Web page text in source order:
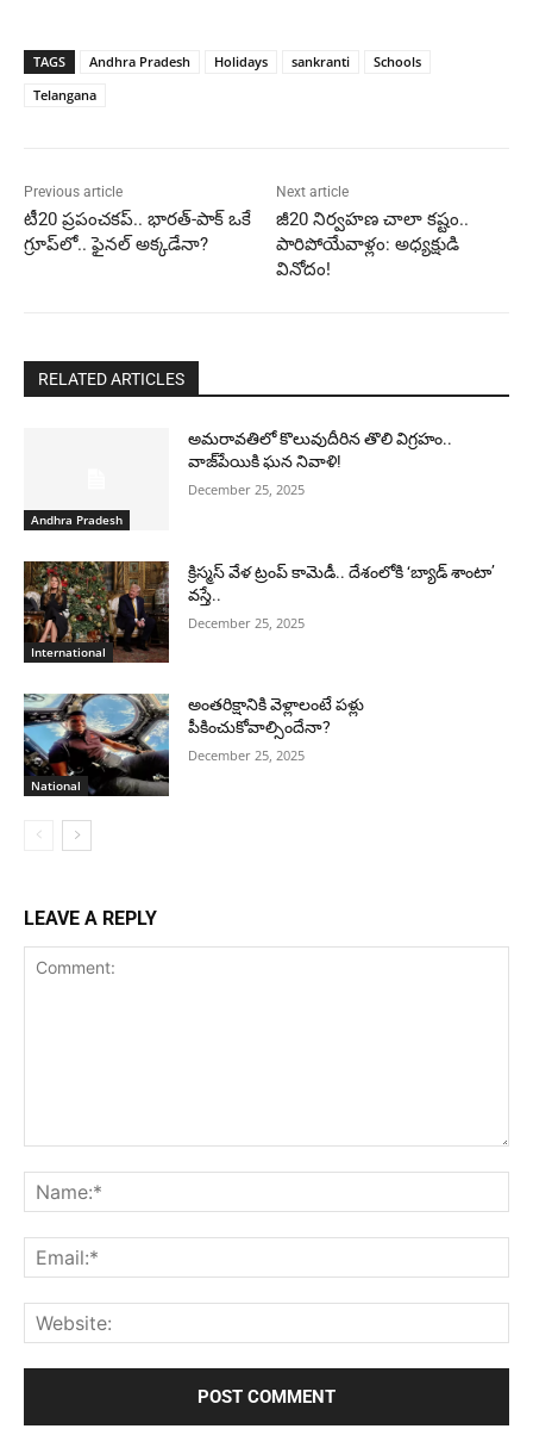
TAGS Andhra Pradesh Holidays sankranti
Schools
Telangana
Previous article
టీ20 ప్రపంచకప్.. భారత్-పాక్ ఒకే
గ్రూప్‌లో.. ఫైనల్ అక్కడేనా?
Next article
జీ20 నిర్వహణ చాలా కష్టం..
పారిపోయేవాళ్లం: అధ్యక్షుడి
వినోదం!
RELATED ARTICLES
Andhra Pradesh
అమరావతిలో కొలువుదీరిన తొలి విగ్రహం..
వాజ్‌పేయికి ఘన నివాళి!
December 25, 2025
International
క్రిస్మస్ వేళ ట్రంప్ కామెడీ.. దేశంలోకి ‘బ్యాడ్ శాంటా’
వస్తే..
December 25, 2025
National
అంతరిక్షానికి వెళ్లాలంటే పళ్లు
పీకించుకోవాల్సిందేనా?
December 25, 2025
LEAVE A REPLY